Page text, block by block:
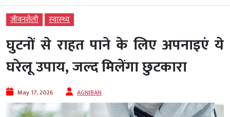
जीवनशैली स्‍वास्‍थ्‍य
घुटनों से राहत पाने के लिए अपनाइएं ये
घरेलू उपाय, जल्‍द मिलेंगा छुटकारा
May 17, 2026 AGNIBAN